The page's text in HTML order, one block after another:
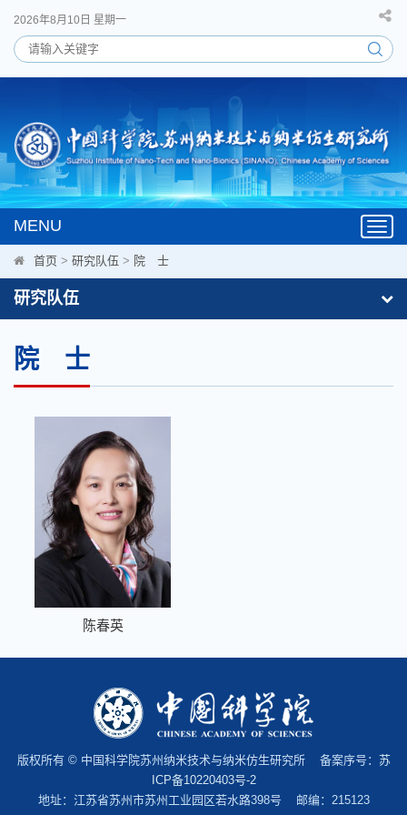
2026年8月10日 星期一
MENU
首页 > 研究队伍 > 院 士
研究队伍
院 士
陈春英
版权所有 © 中国科学院苏州纳米技术与纳米仿生研究所 备案序号： 苏
ICP备10220403号-2
地址：江苏省苏州市苏州工业园区若水路398号 邮编：215123